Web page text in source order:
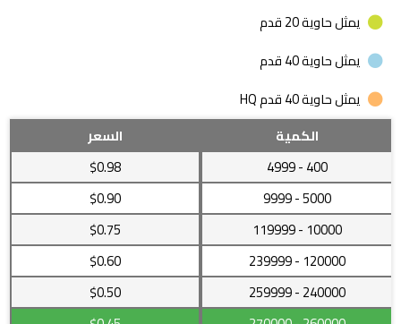
يمثل حاوية 20 قدم
يمثل حاوية 40 قدم
يمثل حاوية 40 قدم HQ
الكمية
السعر
400
- 4999
$0.98
5000
- 9999
$0.90
10000
- 119999
$0.75
120000
- 239999
$0.60
240000
- 259999
$0.50
لحياكة
لآلة
الخياطة
100بالمئة
بوليستر
quantity